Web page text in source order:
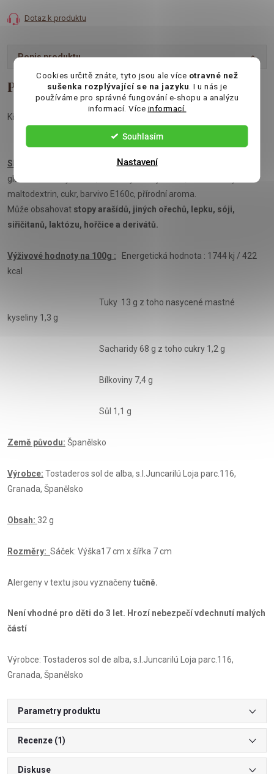
Cookies určitě znáte, tyto jsou ale více otravné než
sušenka rozplývající se na jazyku . I u nás je
používáme pro správné fungování e-shopu a analýzu
informací. Více informací.
Souhlasím
Nastavení
Dotaz k produktu
Popis produktu
Křupavé pražené kukuřice s příchutí barbecue
Složení:
kukuřice, slunečnicový olej s vysokým obsahem oleje, sůl,
glutaman sodný - E621, látka zvýrazňující chuť, bramborový
maltodextrin, cukr, barvivo E160c, přírodní aroma.
Může obsahovat stopy arašídů, jiných ořechů, lepku, sóji,
siřičitanů, laktózu, hořčice a derivátů.
Výživové hodnoty na 100g :
Energetická hodnota : 1744 kj / 422
kcal
Tuky 13 g z toho nasycené mastné
kyseliny 1,3 g
Sacharidy 68 g z toho cukry 1,2 g
Bílkoviny 7,4 g
Sůl 1,1 g
Země původu: Španělsko
Výrobce: Tostaderos sol de alba, s.l.Juncarilú Loja parc.116,
Granada, Španělsko
Obsah: 32 g
Rozměry: Sáček: Výška17 cm x šířka 7 cm
Alergeny v textu jsou vyznačenytučně.
Není vhodné pro děti do 3 let. Hrozí nebezpečí vdechnutí malých
částí
Výrobce: Tostaderos sol de alba, s.l.Juncarilú Loja parc.116,
Granada, Španělsko
Parametry produktu
Recenze (1)
Diskuse